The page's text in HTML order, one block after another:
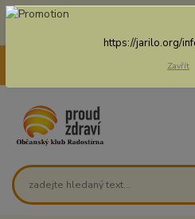
Doprava zdarma na některé
https://jarilo.org/
Zavřít